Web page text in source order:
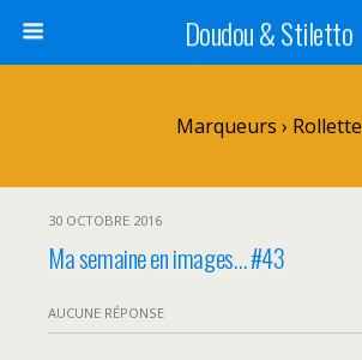
Doudou & Stiletto
Marqueurs › Rollette
30 OCTOBRE 2016
Ma semaine en images… #43
AUCUNE RÉPONSE